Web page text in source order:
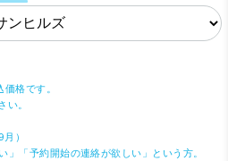
格です。
。
）
」「予約開始の連絡が欲しい」という方。